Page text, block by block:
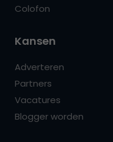
Colofon
Kansen
Adverteren
Partners
Vacatures
Blogger worden